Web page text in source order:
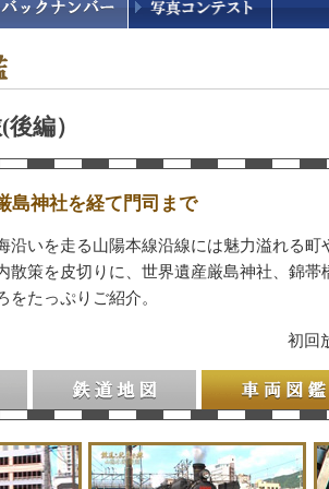
編）
島神社を経て門司まで
沿いを走る山陽本線沿線には魅力溢れる
散策を皮切りに、世界遺産厳島神社、錦
をたっぷりご紹介。
初回
鉄道地図 車両図鑑